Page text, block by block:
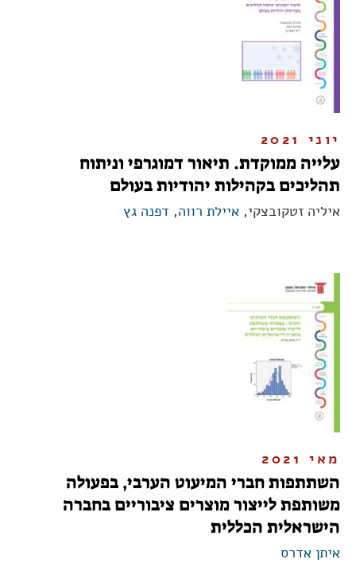
יוני 2021
עלייה ממוקדת. תיאור דמוגרפי וניתוח
תהליכים בקהילות יהודיות בעולם
איליה זטקובצקי, איילת רווה, דפנה גץ
מאי 2021
השתתפות חברי המיעוט הערבי, בפעולה
משותפת לייצור מוצרים ציבוריים בחברה
הישראלית הכללית
איתן אדרס